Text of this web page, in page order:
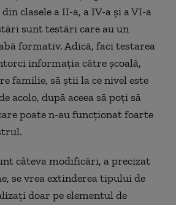
clasele a II-a, a IV-a şi a VI-a
sunt testări care au un
formativ. Adică, faci testarea
informaţia către şcoală,
familie, să ştii la ce nivel este
acolo, după aceea să poţi să
poate n-au funcţionat foarte
câteva modificări, a precizat
se vrea extinderea tipului de
doar pe elementul de